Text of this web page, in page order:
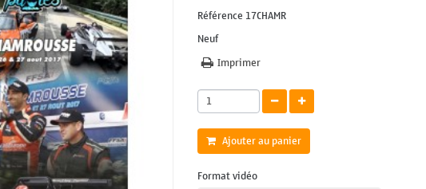
Référence 17CHAMR
Neuf
Imprimer
Ajouter au panier
Format vidéo